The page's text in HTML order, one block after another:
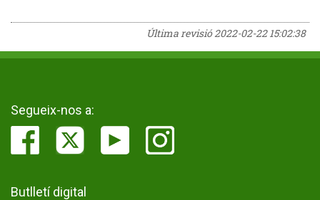
Última revisió2022-02-22 15:02:38
Segueix-nos a:
Butlletí digital